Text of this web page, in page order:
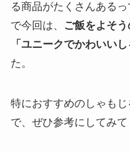
る商品がたくさんある
で今回は、
ご飯をよそ
「ユニークでかわいいし
た。
特におすすめのしゃも
で、ぜひ参考にしてみ